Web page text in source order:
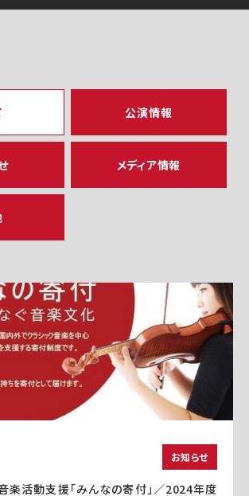
公演情報
メディア情報
お知らせ
楽活動支援「みんなの寄付」／2024年度